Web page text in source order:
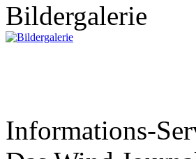
Bildergalerie
Informations-